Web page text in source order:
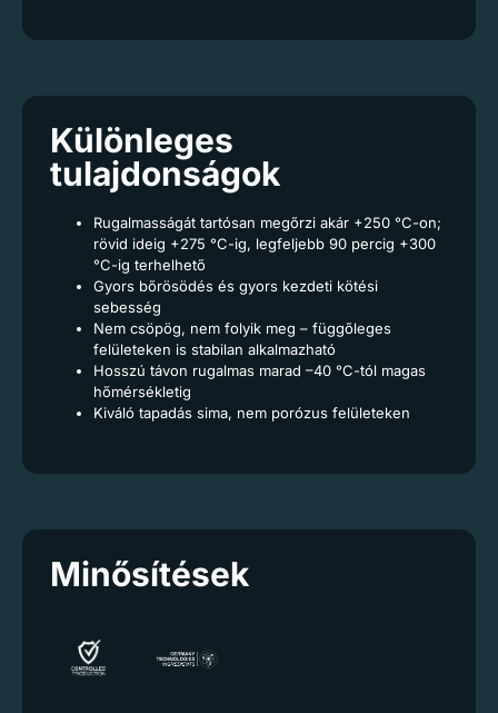
Különleges
tulajdonságok
Rugalmasságát tartósan megőrzi akár +250 °C-on;
rövid ideig +275 °C-ig, legfeljebb 90 percig +300
°C-ig terhelhető
Gyors bőrösödés és gyors kezdeti kötési
sebesség
Nem csöpög, nem folyik meg – függőleges
felületeken is stabilan alkalmazható
Hosszú távon rugalmas marad –40 °C-tól magas
hőmérsékletig
Kiváló tapadás sima, nem porózus felületeken
Minősítések